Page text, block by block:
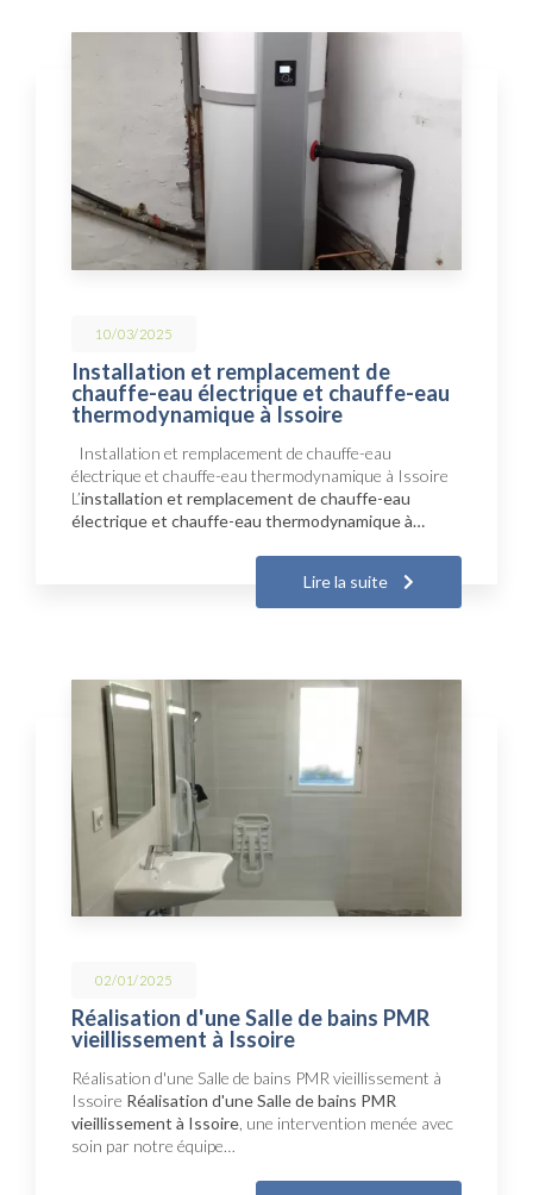
10/03/2025
Installation et remplacement de
chauffe-eau électrique et chauffe-eau
thermodynamique à Issoire
Installation et remplacement de chauffe-eau
électrique et chauffe-eau thermodynamique à Issoire
L’installation et remplacement de chauffe-eau
électrique et chauffe-eau thermodynamique à…
Lire la suite
02/01/2025
Réalisation d'une Salle de bains PMR
vieillissement à Issoire
Réalisation d'une Salle de bains PMR vieillissement à
Issoire Réalisation d'une Salle de bains PMR
vieillissement à Issoire , une intervention menée avec
soin par notre équipe…